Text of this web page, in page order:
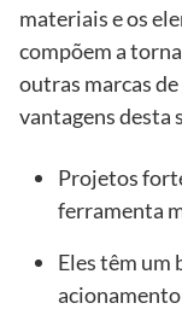
materiais e os
compõem a
outras marcas
vantagens desta
Projetos
ferramenta
Eles têm um